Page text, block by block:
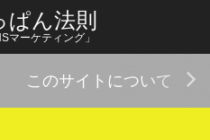
ぱん法則
マーケティング」
このサイトについて